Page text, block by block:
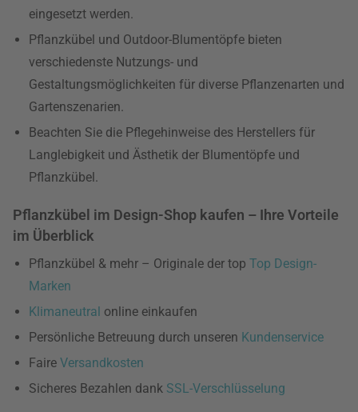
eingesetzt werden.
Pflanzkübel und Outdoor-Blumentöpfe bieten
verschiedenste Nutzungs- und
Gestaltungsmöglichkeiten für diverse Pflanzenarten und
Gartenszenarien.
Beachten Sie die Pflegehinweise des Herstellers für
Langlebigkeit und Ästhetik der Blumentöpfe und
Pflanzkübel.
Pflanzkübel im Design-Shop kaufen – Ihre Vorteile
im Überblick
Pflanzkübel & mehr – Originale der top Top Design-
Marken
Klimaneutral online einkaufen
Persönliche Betreuung durch unseren Kundenservice
Faire Versandkosten
Sicheres Bezahlen dank SSL-Verschlüsselung